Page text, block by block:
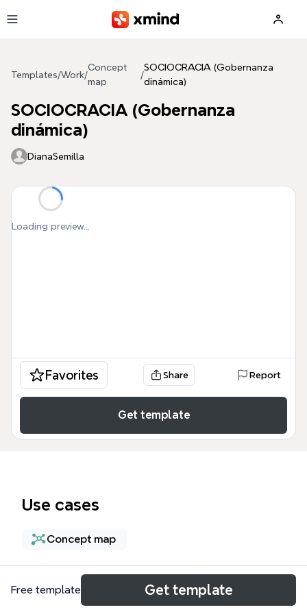
Templates/Work/
Concept
map
/
SOCIOCRACIA (Gobernanza
dinámica)
SOCIOCRACIA (Gobernanza
dinámica)
DianaSemilla
Loading preview...
Favorites Share Report
Get template
Use cases
Concept map
About
Free template Get template